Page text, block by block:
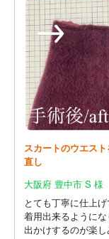
スカートのウエス
直し
大阪府 豊中市 S 様
とても丁寧に仕上
着用出来るように
出かけするのが楽し